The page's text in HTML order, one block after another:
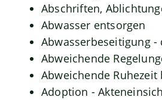
Abschriften,
Abwasser entsorgen
Abwasserbeseitigung
Abweichende
Abweichende Ruhezeit
Adoption -